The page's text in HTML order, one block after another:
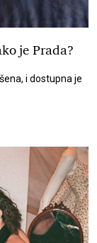
je Prada?
i dostupna je